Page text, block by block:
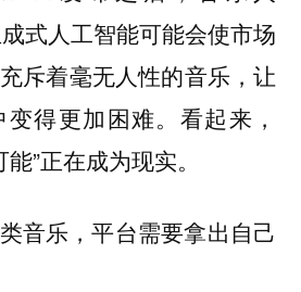
式人工智能可能会使市场
斥着毫无人性的音乐，让
得更加困难。看起来，
”正在成为现实。
音乐，平台需要拿出自己